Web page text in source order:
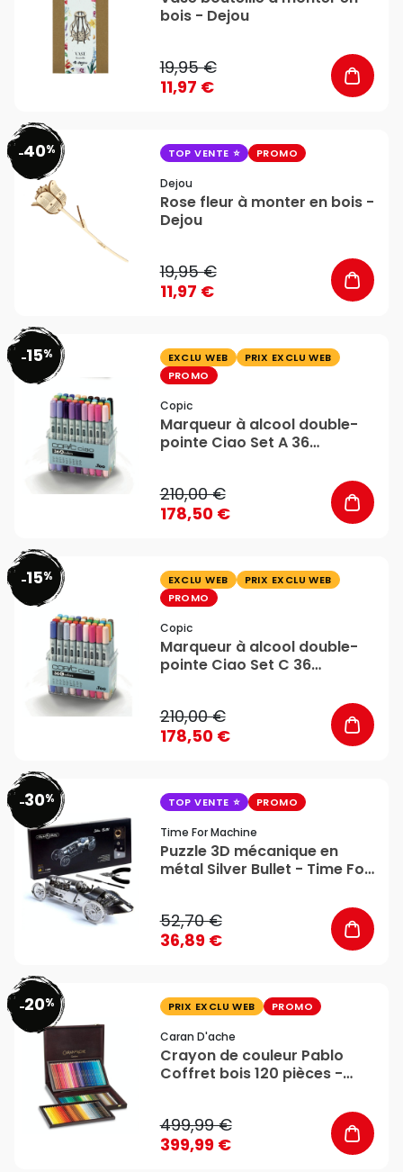
bois - Dejou
19,95 €
11,97 €
-40% TOP VENTE PROMO
Dejou
Rose fleur à monter en bois -
Dejou
19,95 €
11,97 €
-15% EXCLU WEB
PRIX EXCLU WEB
PROMO
Copic
Marqueur à alcool double-
pointe Ciao Set A 36
210,00 €
178,50 €
-15% EXCLU WEB
PRIX EXCLU WEB
PROMO
Copic
Marqueur à alcool double-
pointe Ciao Set C 36
210,00 €
178,50 €
-30% TOP VENTE PROMO
Time For Machine
Puzzle 3D mécanique en
métal Silver Bullet - Time For
52,70 €
36,89 €
-20% PRIX EXCLU WEB PROMO
Caran D'ache
Crayon de couleur Pablo
Coffret bois 120 pièces -
499,99 €
399,99 €